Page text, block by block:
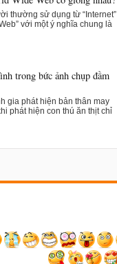
thường sử dụng từ “Internet”
với một ý nghĩa chung là
trong bức ảnh chụp đầm
gia phát hiện bản thân may
phát hiện con thú ăn thịt chỉ